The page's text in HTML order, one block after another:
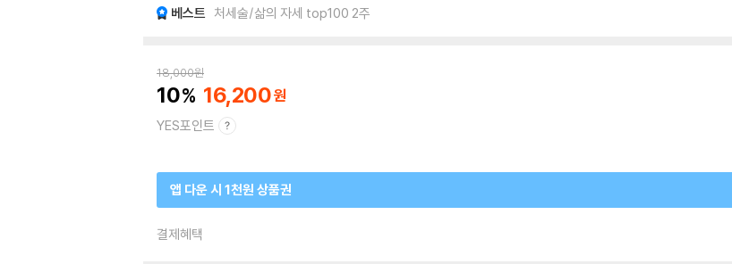
베스트 처세술/삶의 자세 top100 2주
18,000원
10 16,200
YES포인트
앱 다운 시 1천원 상품권
결제혜택